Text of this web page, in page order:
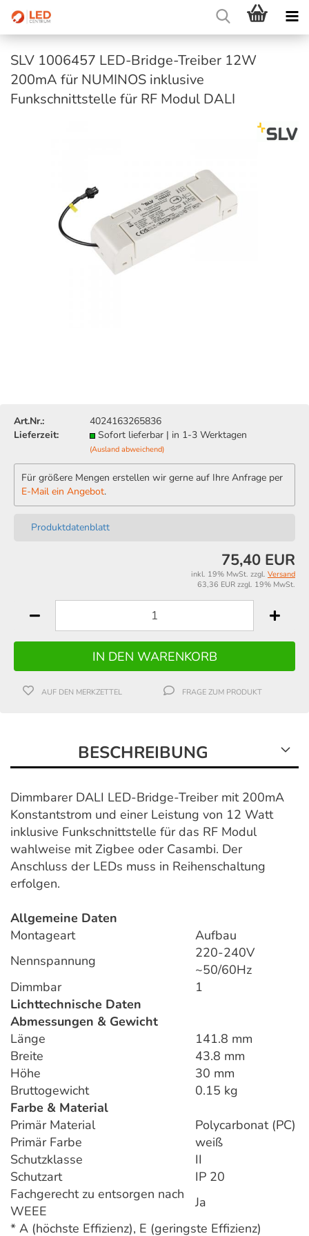
SLV 1006457 LED-Bridge-Treiber 12W
200mA für NUMINOS inklusive
Funkschnittstelle für RF Modul DALI
Art.Nr.:
4024163265836
Lieferzeit:
Sofort lieferbar | in 1-3 Werktagen
(Ausland abweichend)
Für größere Mengen erstellen wir gerne auf Ihre Anfrage per
E-Mail ein Angebot.
Produktdatenblatt
75,40 EUR
inkl. 19% MwSt. zzgl. Versand
63,36 EUR zzgl. 19% MwSt.
AUF DEN MERKZETTEL FRAGE ZUM PRODUKT
BESCHREIBUNG
Dimmbarer DALI LED-Bridge-Treiber mit 200mA
Konstantstrom und einer Leistung von 12 Watt
inklusive Funkschnittstelle für das RF Modul
wahlweise mit Zigbee oder Casambi. Der
Anschluss der LEDs muss in Reihenschaltung
erfolgen.
Allgemeine Daten
Montageart
Aufbau
Nennspannung
220-240V
~50/60Hz
Dimmbar
1
Lichttechnische Daten
Abmessungen & Gewicht
Länge
141.8 mm
Breite
43.8 mm
Höhe
30 mm
Bruttogewicht
0.15 kg
Farbe & Material
Primär Material
Polycarbonat (PC)
Primär Farbe
weiß
Schutzklasse
II
Schutzart
IP 20
Fachgerecht zu entsorgen nach
WEEE
Ja
* A (höchste Effizienz), E (geringste Effizienz)